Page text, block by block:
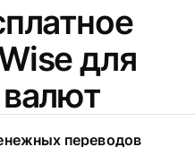
для
переводов